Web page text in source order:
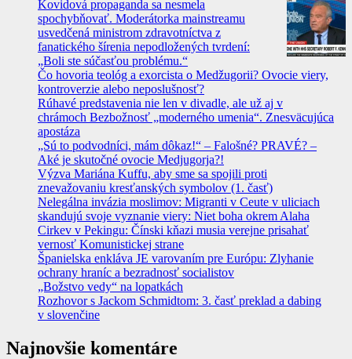
Kovidová propaganda sa nesmela
spochybňovať. Moderátorka mainstreamu
usvedčená ministrom zdravotníctva z
fanatického šírenia nepodložených tvrdení:
„Boli ste súčasťou problému.“
Čo hovoria teológ a exorcista o Medžugorii? Ovocie viery,
kontroverzie alebo neposlušnosť?
Rúhavé predstavenia nie len v divadle, ale už aj v
chrámoch Bezbožnosť „moderného umenia“. Znesväcujúca
apostáza
„Sú to podvodníci, mám dôkaz!“ – Falošné? PRAVÉ? –
Aké je skutočné ovocie Medjugorja?!
Výzva Mariána Kuffu, aby sme sa spojili proti
znevažovaniu kresťanských symbolov (1. časť)
Nelegálna invázia moslimov: Migranti v Ceute v uliciach
skandujú svoje vyznanie viery: Niet boha okrem Alaha
Cirkev v Pekingu: Čínski kňazi musia verejne prisahať
vernosť Komunistickej strane
Španielska enkláva JE varovaním pre Európu: Zlyhanie
ochrany hraníc a bezradnosť socialistov
„Božstvo vedy“ na lopatkách
Rozhovor s Jackom Schmidtom: 3. časť preklad a dabing
v slovenčine
Najnovšie komentáre